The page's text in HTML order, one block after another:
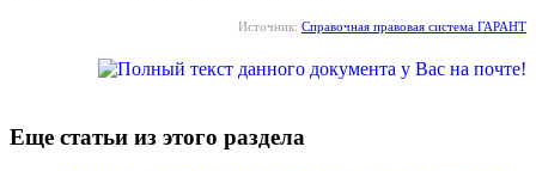
Источник: Справочная правовая система ГАРАНТ
Еще статьи из этого раздела